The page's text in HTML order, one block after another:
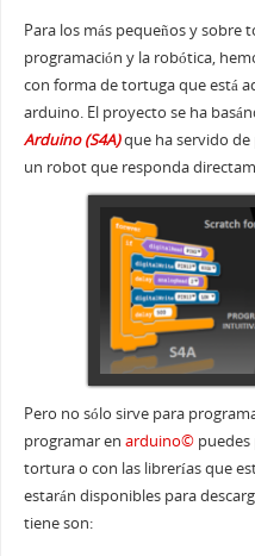
Para los más pequeños y sobre
programación y la robótica,
con forma de tortuga que está
arduino. El proyecto se ha
Arduino (S4A)que ha servido
un robot que responda
Pero no sólo sirve para
programar en arduino©puedes
tortura o con las librerías que
estarán disponibles para
tiene son: